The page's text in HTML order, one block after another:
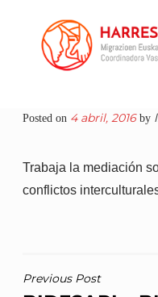
content
reconocida su
Posted on 4 abril, 2016by
Trabaja la mediación
conflictos
NAVEGACIÓN
Previous Post